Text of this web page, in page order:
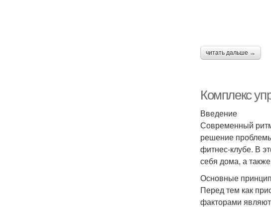
читать дальше →
Комплекс
Введение
Современный
решение
фитнес-клубе. В
себя дома, а
Основные
Перед тем как
факторами